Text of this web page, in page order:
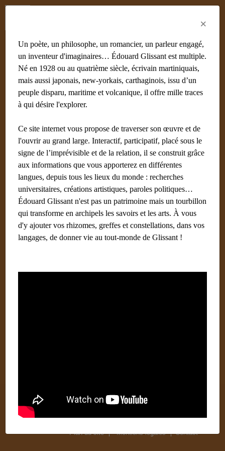
Sandro Somaré
Écrit parNoudelmann François (Paris) Administrateur 10
février 2018
En écriture
Lieux en relation
Lieux au hasard
Cuba
Beverley Ormerod
#Mots clés
×
Un poète, un philosophe, un romancier, un parleur engagé,
un inventeur d'imaginaires… Édouard Glissant est multiple.
Né en 1928 ou au quatrième siècle, écrivain martiniquais,
mais aussi japonais, new-yorkais, carthaginois, issu d’un
peuple disparu, maritime et volcanique, il offre mille traces
à qui désire l'explorer.
Ce site internet vous propose de traverser son œuvre et de
l'ouvrir au grand large. Interactif, participatif, placé sous le
signe de l’imprévisible et de la relation, il se construit grâce
aux informations que vous apporterez en différentes
langues, depuis tous les lieux du monde : recherches
universitaires, créations artistiques, paroles politiques…
Édouard Glissant n'est pas un patrimoine mais un tourbillon
qui transforme en archipels les savoirs et les arts. À vous
d'y ajouter vos rhizomes, greffes et constellations, dans vos
langages, de donner vie au tout-monde de Glissant !
Plan du site Mentions légales Contact